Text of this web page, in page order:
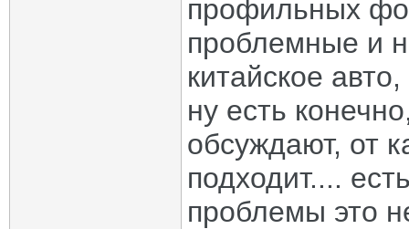
профильных
проблемные и
китайское
ну есть
обсуждают, от
подходит....
проблемы это